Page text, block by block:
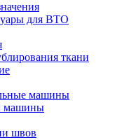
для ВТО
ткани
машины
машины
швов